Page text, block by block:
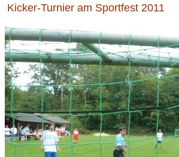
Kicker-Turnier am Sportfest 2011